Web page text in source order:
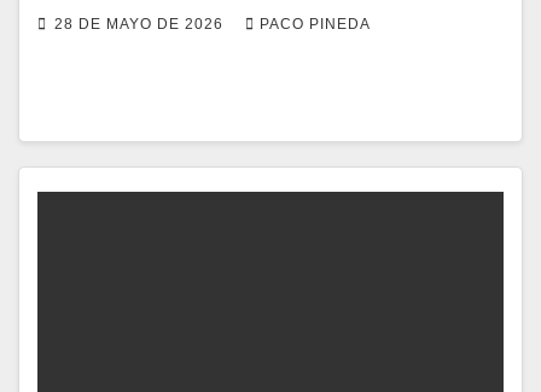
28 DE MAYO DE 2026 PACO PINEDA